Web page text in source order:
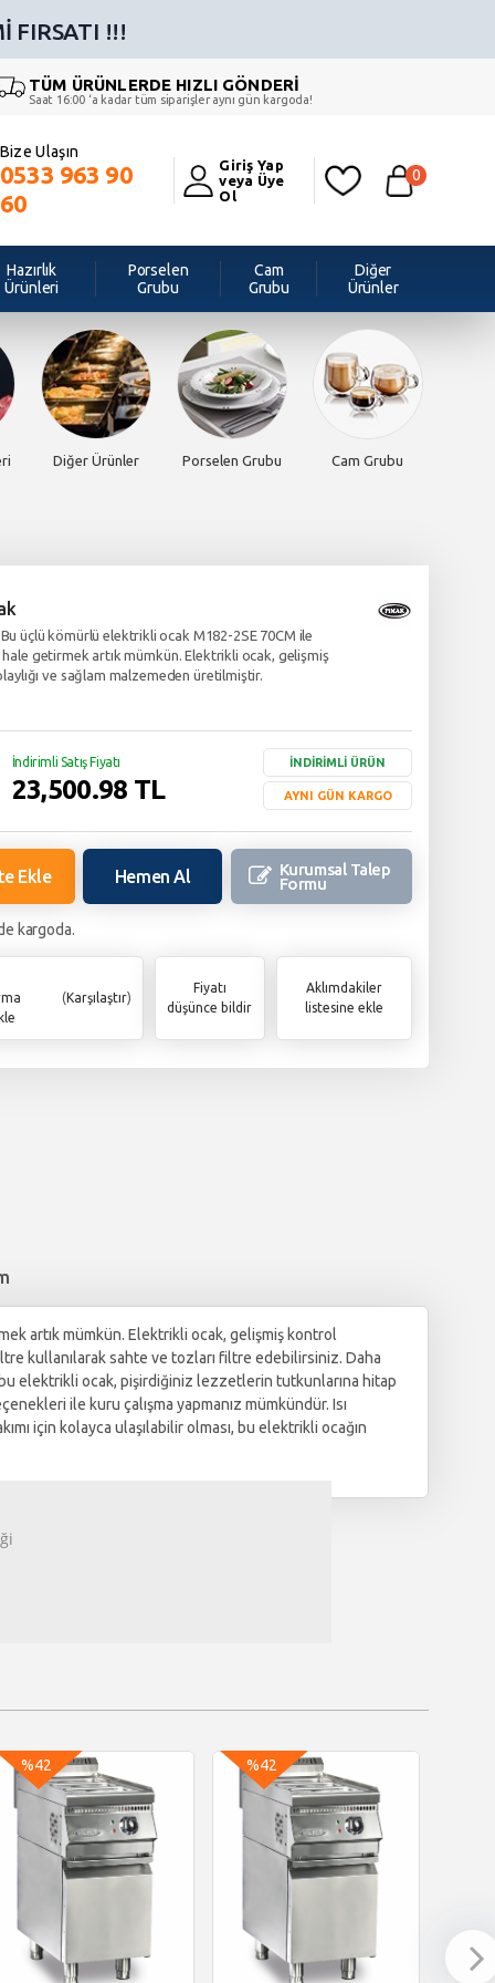
FIRSATI !!!
TÜM ÜRÜNLERDE HIZLI GÖNDERİ
Saat 16:00 ‘a kadar tüm siparişler aynı gün kargoda!
Bize Ulaşın
0533 963 90
60
Giriş Yap
veya Üye
Ol
0
Hazırlık
Ürünleri
Porselen
Grubu
Cam
Grubu
Diğer
Ürünler
Diğer Ürünler Porselen Grubu Cam Grubu
üçlü kömürlü elektrikli ocak M182-2SE 70CM ile
getirmek artık mümkün. Elektrikli ocak, gelişmiş
ve sağlam malzemeden üretilmiştir.
İndirimli Satış Fiyatı
23,500.98 TL
İNDİRİMLİ ÜRÜN
AYNI GÜN KARGO
Ekle Hemen Al Kurumsal Talep
Formu
kargoda.
(Karşılaştır)
Fiyatı
düşünce bildir
Aklımdakiler
listesine ekle
artık mümkün. Elektrikli ocak, gelişmiş kontrol
kullanılarak sahte ve tozları filtre edebilirsiniz. Daha
elektrikli ocak, pişirdiğiniz lezzetlerin tutkunlarına hitap
ile kuru çalışma yapmanız mümkündür. Isı
için kolayca ulaşılabilir olması, bu elektrikli ocağın
%42 %42